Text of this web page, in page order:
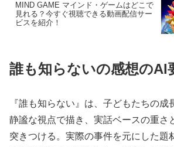
MIND GAME マインド・ゲームはどこで
見れる？今すぐ視聴できる動画配信サー
ビスを紹介！
誰も知らないの感想のAI
『誰も知らない』は、子どもたちの成
静謐な視点で描き、実話ベースの重さ
突きつける。実際の事件を元にした題